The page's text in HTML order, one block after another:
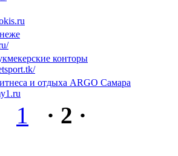
конторы
и отдыха ARGO Самара
1 · 2 ·